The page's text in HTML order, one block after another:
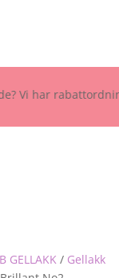
har
GELLAKK/ Gellakk